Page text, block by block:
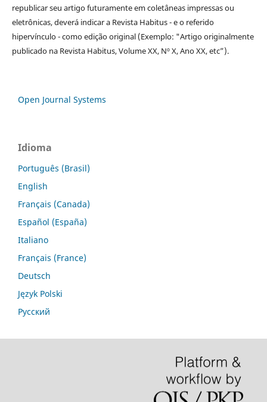
republicar seu artigo futuramente em coletâneas impressas ou
eletrônicas, deverá indicar a Revista Habitus - e o referido
hipervínculo - como edição original (Exemplo: "Artigo originalmente
publicado na Revista Habitus, Volume XX, Nº X, Ano XX, etc”).
Open Journal Systems
Idioma
Português (Brasil)
English
Français (Canada)
Español (España)
Italiano
Français (France)
Deutsch
Język Polski
Русский